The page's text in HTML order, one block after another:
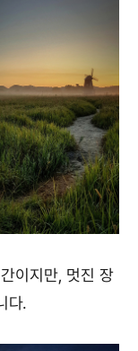
이지만, 멋진 장
다.